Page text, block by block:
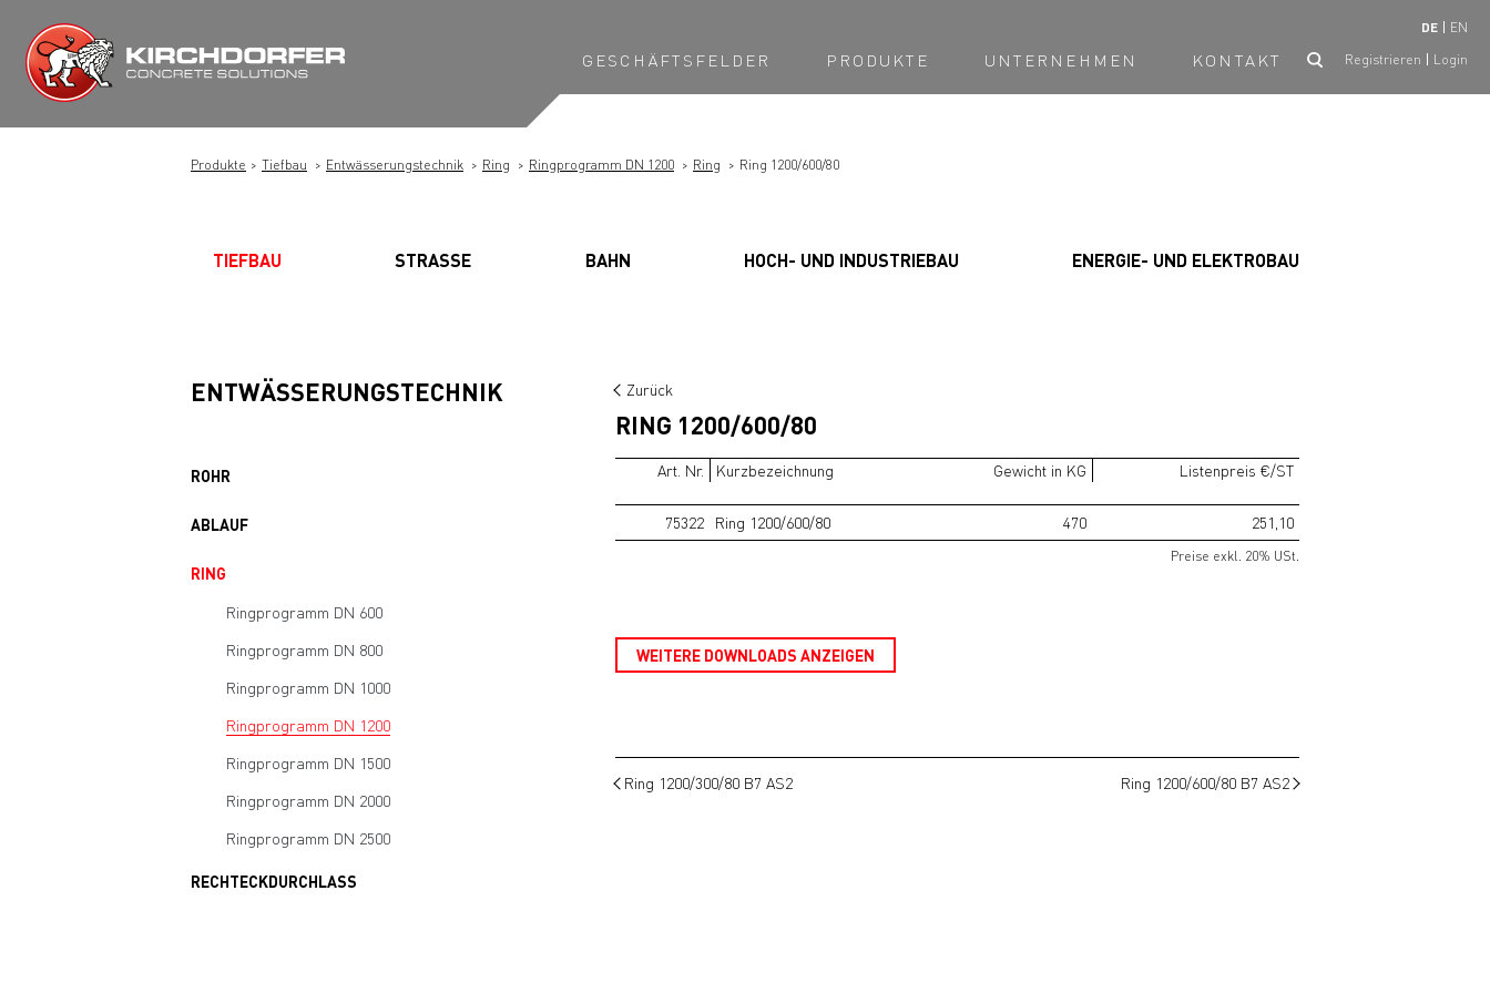
Inhalt
springen
DE EN
GESCHÄFTSFELDER PRODUKTE UNTERNEHMEN KONTAKT Registrieren Login
Produkte Tiefbau Entwässerungstechnik Ring Ringprogramm DN 1200 Ring Ring 1200/600/80
TIEFBAU STRASSE BAHN HOCH- UND INDUSTRIEBAU ENERGIE- UND ELEKTROBAU
ENTWÄSSERUNGSTECHNIK
ROHR
ABLAUF
RING
Ringprogramm DN 600
Ringprogramm DN 800
Ringprogramm DN 1000
Ringprogramm DN 1200
Ringprogramm DN 1500
Ringprogramm DN 2000
Ringprogramm DN 2500
RECHTECKDURCHLASS
Zurück
RING 1200/600/80
Art. Nr. Kurzbezeichnung Gewicht in KG Listenpreis €/ST
75322 Ring 1200/600/80 470 251,10
Preise exkl. 20% USt.
WEITERE DOWNLOADS ANZEIGEN
Ring 1200/300/80 B7 AS2 Ring 1200/600/80 B7 AS2